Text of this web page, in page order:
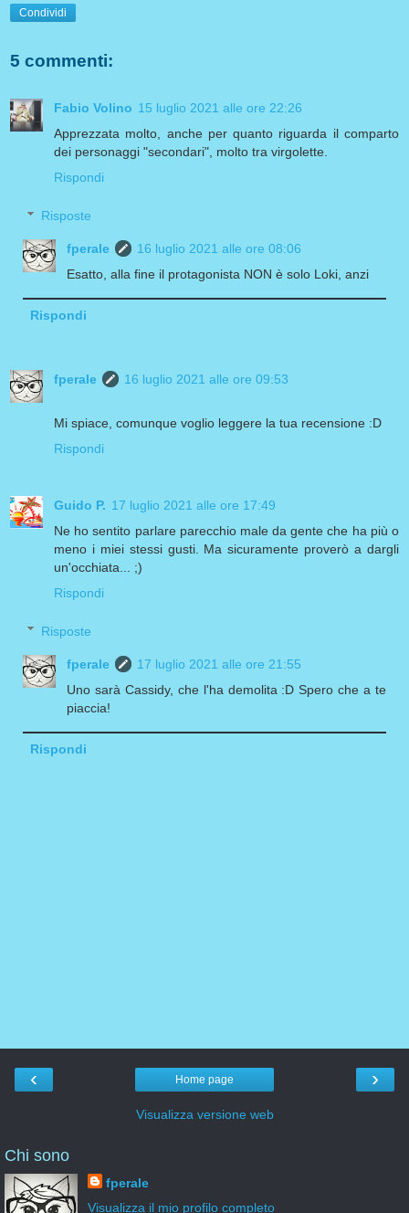
Condividi
5 commenti:
Fabio Volino 15 luglio 2021 alle ore 22:26
Apprezzata molto, anche per quanto riguarda il comparto
dei personaggi "secondari", molto tra virgolette.
Rispondi
Risposte
fperale
16 luglio 2021 alle ore 08:06
Esatto, alla fine il protagonista NON è solo Loki, anzi
Rispondi
fperale 16 luglio 2021 alle ore 09:53
Mi spiace, comunque voglio leggere la tua recensione :D
Rispondi
Guido P. 17 luglio 2021 alle ore 17:49
Ne ho sentito parlare parecchio male da gente che ha più o
meno i miei stessi gusti. Ma sicuramente proverò a dargli
un'occhiata... ;)
Rispondi
Risposte
fperale
17 luglio 2021 alle ore 21:55
Uno sarà Cassidy, che l'ha demolita :D Spero che a te
piaccia!
Rispondi
‹ ›
Home page
Visualizza versione web
Chi sono
fperale
Visualizza il mio profilo completo